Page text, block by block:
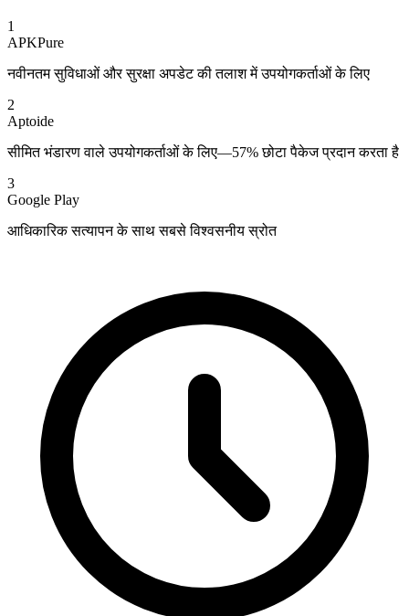
1
APKPure
नवीनतम सुविधाओं और सुरक्षा अपडेट की तलाश में उपयोगकर्ताओं के लिए
2
Aptoide
सीमित भंडारण वाले उपयोगकर्ताओं के लिए—57% छोटा पैकेज प्रदान करता है
3
Google Play
आधिकारिक सत्यापन के साथ सबसे विश्वसनीय स्रोत